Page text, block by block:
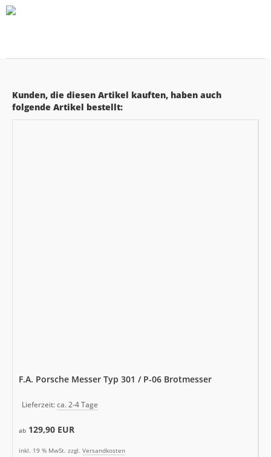
Kunden, die diesen Artikel kauften, haben auch
folgende Artikel bestellt:
F.A. Porsche Messer Typ 301 / P-06 Brotmesser
Lieferzeit:ca. 2-4 Tage
ab 129,90 EUR
inkl. 19 % MwSt. zzgl. Versandkosten